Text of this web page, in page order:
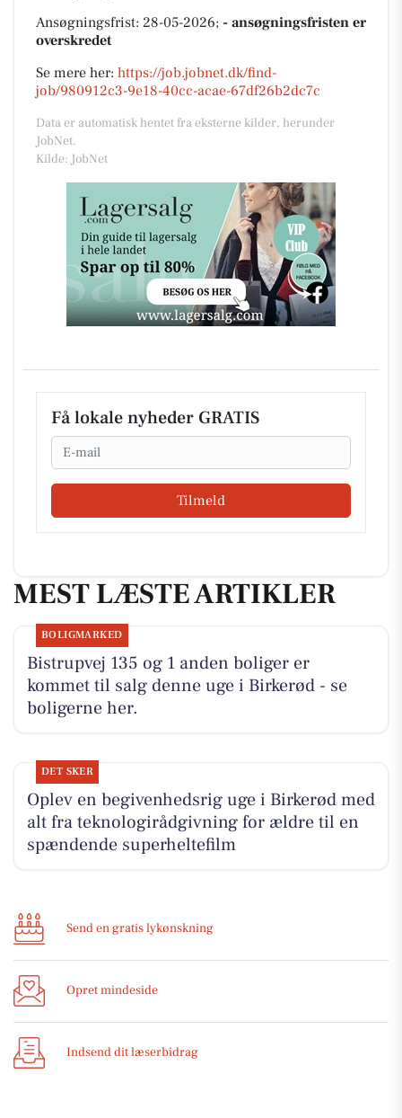
Ansøgningsfrist: 28-05-2026; - ansøgningsfristen er
overskredet
Se mere her: https://job.jobnet.dk/find-
job/980912c3-9e18-40cc-acae-67df26b2dc7c
Data er automatisk hentet fra eksterne kilder, herunder
JobNet.
Kilde: JobNet
Få lokale nyheder GRATIS
Email
Tilmeld
MEST LÆSTE ARTIKLER
BOLIGMARKED
Bistrupvej 135 og 1 anden boliger er
kommet til salg denne uge i Birkerød - se
boligerne her.
DET SKER
Oplev en begivenhedsrig uge i Birkerød med
alt fra teknologirådgivning for ældre til en
spændende superheltefilm
Send en gratis lykønskning
Opret mindeside
Indsend dit læserbidrag